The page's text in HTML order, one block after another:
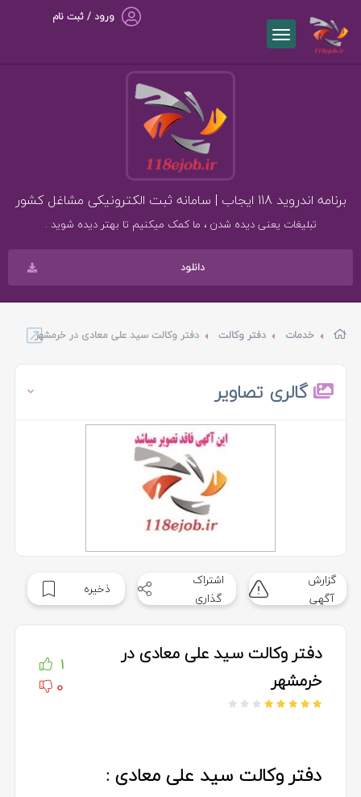
ورود / ثبت نام
برنامه اندروید 118 ایجاب | سامانه ثبت الکترونیکی مشاغل کشور
تبلیغات یعنی دیده شدن ، ما کمک میکنیم تا بهتر دیده شوید .
دانلود
خدمات دفتر وکالت دفتر وکالت سید علی معادی در خرمشهر
گالری تصاویر
گزارش
آگهی
اشتراک
گذاری
ذخیره
دفتر وکالت سید علی معادی در
خرمشهر
1
0
دفتر وکالت سید علی معادی :